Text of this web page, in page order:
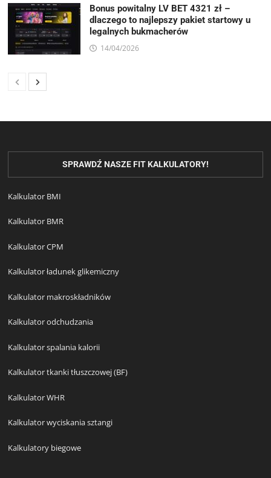
Bonus powitalny LV BET 4321 zł –
dlaczego to najlepszy pakiet startowy u
legalnych bukmacherów
14/04/2026
SPRAWDŹ NASZE FIT KALKULATORY!
Kalkulator BMI
Kalkulator BMR
Kalkulator CPM
Kalkulator ładunek glikemiczny
Kalkulator makroskładników
Kalkulator odchudzania
Kalkulator spalania kalorii
Kalkulator tkanki tłuszczowej (BF)
Kalkulator WHR
Kalkulator wyciskania sztangi
Kalkulatory biegowe